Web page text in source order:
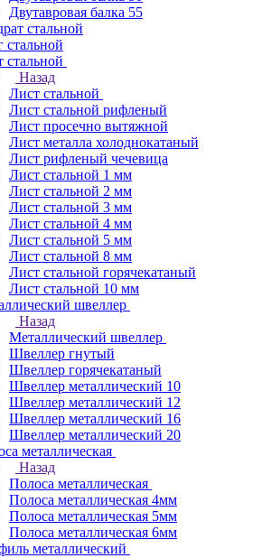
Двутавровая балка 55
стальной
стальной
стальной
Назад
Лист стальной
Лист стальной рифленый
Лист просечно вытяжной
Лист металла холоднокатаный
Лист рифленый чечевица
Лист стальной 1 мм
Лист стальной 2 мм
Лист стальной 3 мм
Лист стальной 4 мм
Лист стальной 5 мм
Лист стальной 8 мм
Лист стальной горячекатаный
Лист стальной 10 мм
швеллер
Назад
Металлический швеллер
Швеллер гнутый
Швеллер горячекатаный
Швеллер металлический 10
Швеллер металлический 12
Швеллер металлический 16
Швеллер металлический 20
металлическая
Назад
Полоса металлическая
Полоса металлическая 4мм
Полоса металлическая 5мм
Полоса металлическая 6мм
металлический